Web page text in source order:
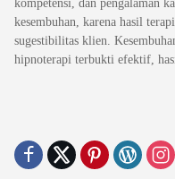
kompetensi, dan pengalaman
kesembuhan, karena hasil
sugestibilitas klien.
hipnoterapi terbukti efektif,